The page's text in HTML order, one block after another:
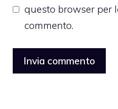
questo browser per
commento.